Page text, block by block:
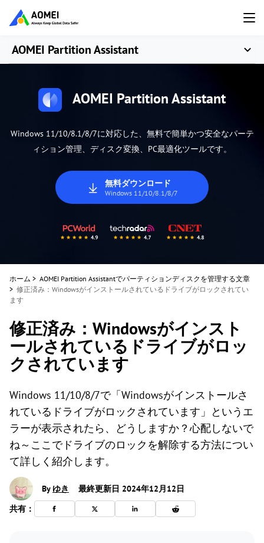
AOMEI Partition Assistant
AOMEI Partition Assistant
Windows 11/10/8.1/8/7に対応した、無料で簡単かつ安全なパーテ
ィション管理、ディスク変換、PC最適化ツールです。
無料ダウンロード
Windows 11/10/8.1/8/7
ホーム > AOMEI Partition Assistantでパーティションディスクを管理する文章
> 修正済み：Windowsがインストールされているドライブがロックされてい
ます
修正済み：Windowsがインスト
ールされているドライブがロッ
クされています
Windows 11/10/8/7で「Windowsがインストールさ
れているドライブがロックされています」というエ
ラーが表示されたら、どうしますか？心配しないで
ね～ここでドライブのロックを解除する方法につい
て詳しく紹介します。
By ゆき
最終更新日 2024年12月12日
共有：